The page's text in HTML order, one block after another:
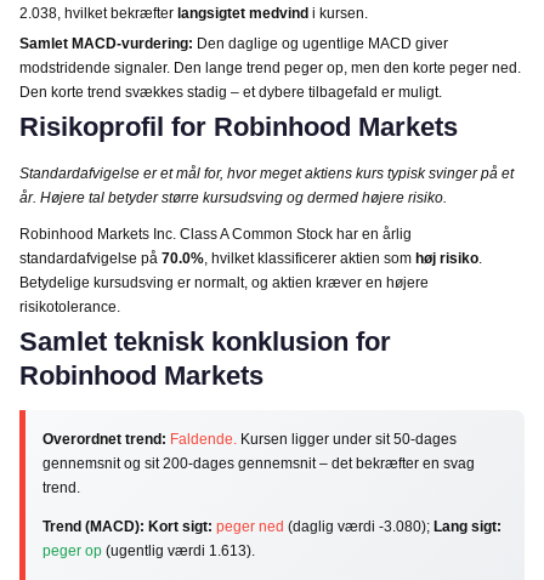
2.038, hvilket bekræfter langsigtet medvind i kursen.
Samlet MACD-vurdering: Den daglige og ugentlige MACD giver
modstridende signaler. Den lange trend peger op, men den korte peger ned.
Den korte trend svækkes stadig – et dybere tilbagefald er muligt.
Risikoprofil for Robinhood Markets
Standardafvigelse er et mål for, hvor meget aktiens kurs typisk svinger på et
år. Højere tal betyder større kursudsving og dermed højere risiko.
Robinhood Markets Inc. Class A Common Stock har en årlig
standardafvigelse på 70.0%, hvilket klassificerer aktien som høj risiko.
Betydelige kursudsving er normalt, og aktien kræver en højere
risikotolerance.
Samlet teknisk konklusion for
Robinhood Markets
Overordnet trend: Faldende. Kursen ligger under sit 50-dages
gennemsnit og sit 200-dages gennemsnit – det bekræfter en svag
trend.
Trend (MACD): Kort sigt: peger ned (daglig værdi -3.080); Lang sigt:
peger op (ugentlig værdi 1.613).